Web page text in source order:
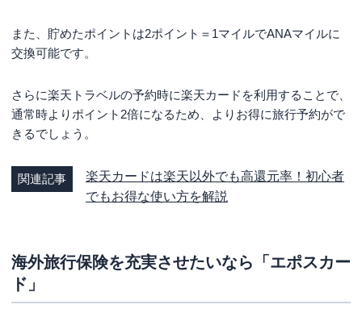
・パスポート（日本政府発行）
また、貯めたポイントは2ポイント＝1マイルでANAマイルに
交換可能です。
さらに楽天トラベルの予約時に楽天カードを利用することで、
通常時よりポイント2倍になるため、よりお得に旅行予約がで
きるでしょう。
関連記事
楽天カードは楽天以外でも高還元率！初心者
でもお得な使い方を解説
海外旅行保険を充実させたいなら「エポスカー
ド」